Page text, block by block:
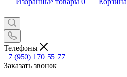
Избранные товары 0 Корзина
Телефоны
+7 (950) 170-55-77
Заказать звонок